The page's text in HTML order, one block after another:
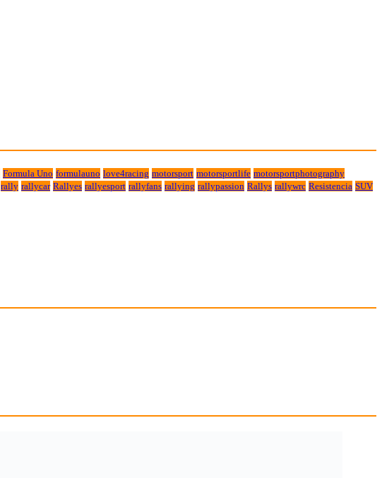
Formula Uno formulauno love4racing motorsport motorsportlife motorsportphotography
rally rallycar Rallyes rallyesport rallyfans rallying rallypassion Rallys rallywrc Resistencia SUV